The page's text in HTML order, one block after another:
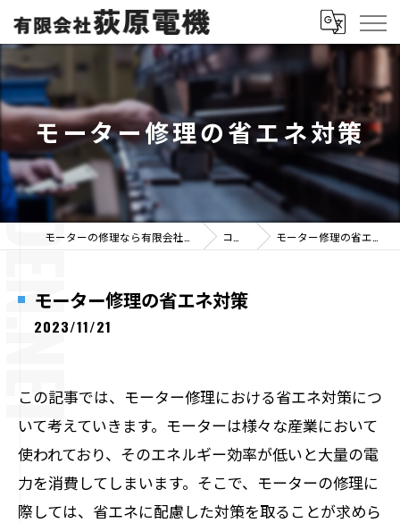
モーター修理の省エネ対策
コラム モーター修理の省エネ対策
モーター修理の省エネ対策
2023/11/21
この記事では、モーター修理における省エネ対策につ
いて考えていきます。モーターは様々な産業において
使われており、そのエネルギー効率が低いと大量の電
力を消費してしまいます。そこで、モーターの修理に
際しては、省エネに配慮した対策を取ることが求めら